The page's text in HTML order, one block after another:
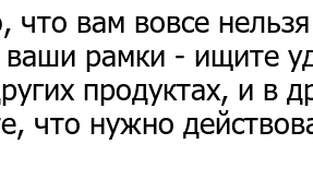
что вам вовсе
рамки - ищите
продуктах, и в
что нужно